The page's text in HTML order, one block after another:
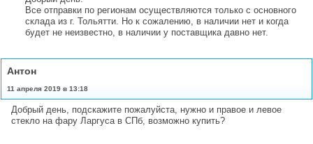
Все отправки по регионам осуществляются только с основного
склада из г. Тольятти. Но к сожалению, в наличии нет и когда
будет не неизвестно, в наличии у поставщика давно нет.
Антон
11 апреля 2019 в 13:18
Добрый день, подскажите пожалуйста, нужно и правое и левое
стекло на фару Ларгуса в СПб, возможно купить?